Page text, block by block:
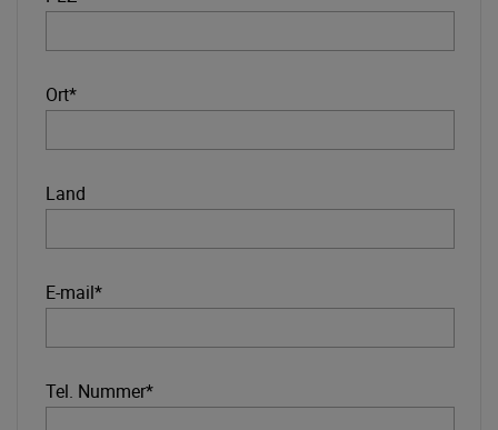
Ort*
Land
E-mail*
Tel. Nummer*